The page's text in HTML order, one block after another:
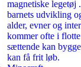
magnetiske legetøj
barnets udvikling
alder, evner og
kommer ofte i
sættende kan
kan få frit løb.